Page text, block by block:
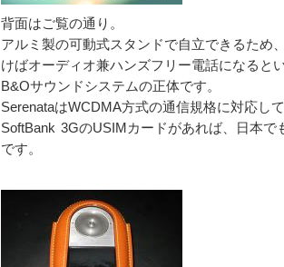
背面はご覧の通り。
アルミ製の可動式スタンドで自立できるため
けばオーディオ兼ハンズフリー電話になると
B&Oサウンドシステムの正体です。
SerenataはWCDMA方式の通信規格に対応し
SoftBank 3GのUSIMカードがあれば、日本で
です。